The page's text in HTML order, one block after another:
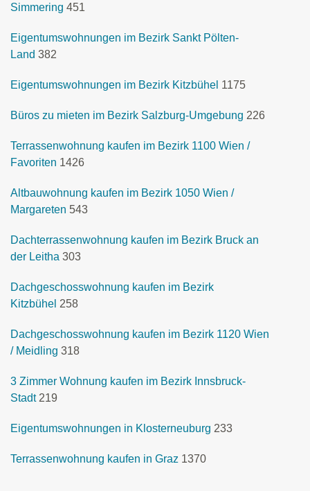
Simmering 451
Eigentumswohnungen im Bezirk Sankt Pölten-
Land 382
Eigentumswohnungen im Bezirk Kitzbühel 1175
Büros zu mieten im Bezirk Salzburg-Umgebung 226
Terrassenwohnung kaufen im Bezirk 1100 Wien /
Favoriten 1426
Altbauwohnung kaufen im Bezirk 1050 Wien /
Margareten 543
Dachterrassenwohnung kaufen im Bezirk Bruck an
der Leitha 303
Dachgeschosswohnung kaufen im Bezirk
Kitzbühel 258
Dachgeschosswohnung kaufen im Bezirk 1120 Wien
/ Meidling 318
3 Zimmer Wohnung kaufen im Bezirk Innsbruck-
Stadt 219
Eigentumswohnungen in Klosterneuburg 233
Terrassenwohnung kaufen in Graz 1370